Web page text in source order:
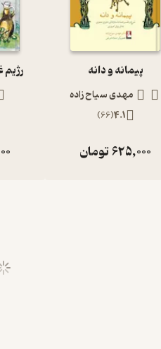
پیمانه و دانه
مهدی سیاح زاده
4.1
(
66
)
625,000تومان